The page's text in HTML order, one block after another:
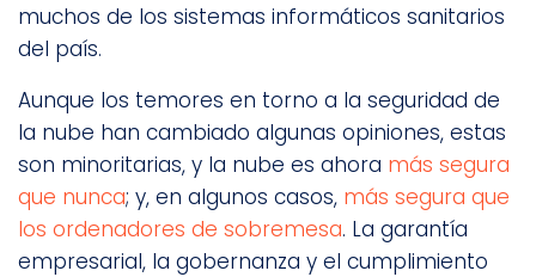
muchos de los sistemas informáticos sanitarios
del país.
Aunque los temores en torno a la seguridad de
la nube han cambiado algunas opiniones, estas
son minoritarias, y la nube es ahora más segura
que nunca; y, en algunos casos, más segura que
los ordenadores de sobremesa. La garantía
empresarial, la gobernanza y el cumplimiento